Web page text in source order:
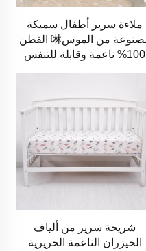
ملاءة سرير أطفال سميكة
مصنوعة من الموس啉 القطن
100% ناعمة وقابلة للتنفس
شريحة سرير من ألياف
الخيزران الناعمة الحريرية